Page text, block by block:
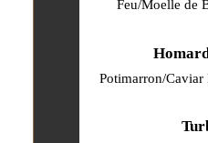
Feu/Moelle de
Potimarron/